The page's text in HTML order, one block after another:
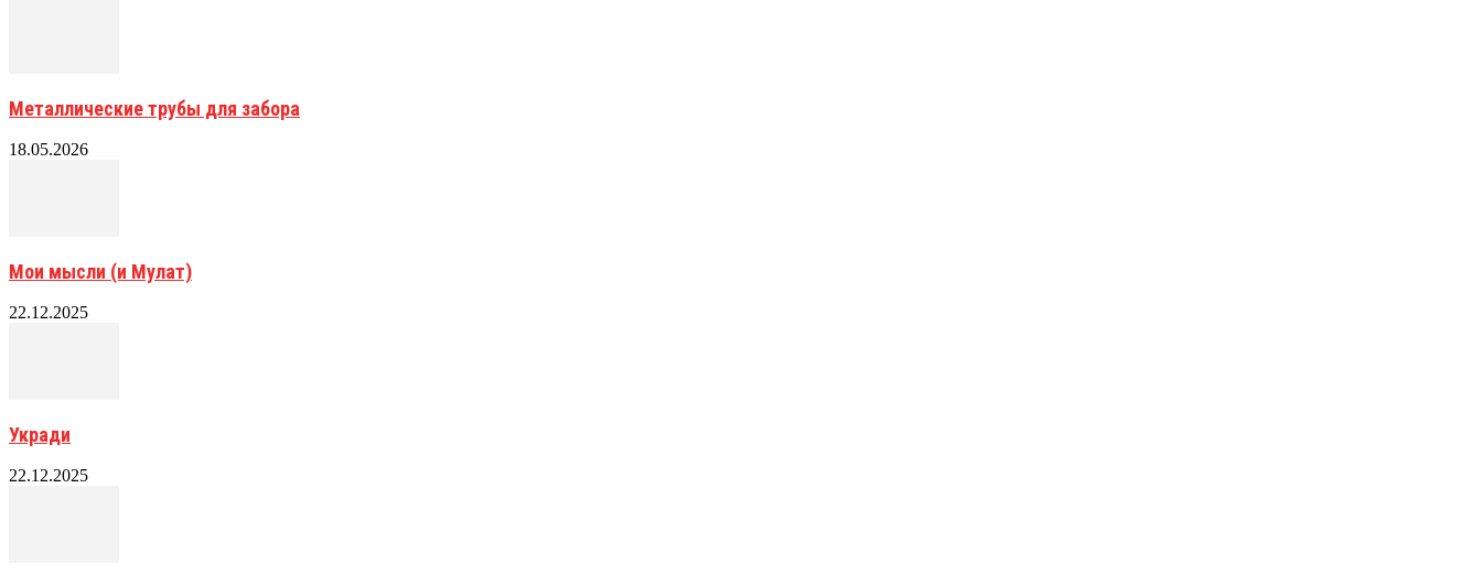
Металлические трубы для забора
18.05.2026
Мои мысли (и Мулат)
22.12.2025
Укради
22.12.2025